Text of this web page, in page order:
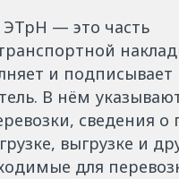
— это часть
и подписывает
В нём
сведения о
выгрузке и
для